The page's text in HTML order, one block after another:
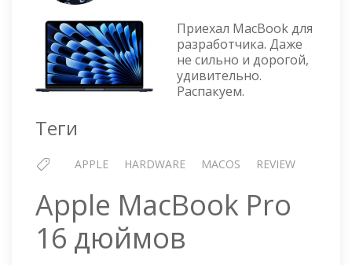
AIR
13-
INCH
A3113
Приехал MacBook для
разработчика. Даже
не сильно и дорогой,
удивительно.
Распакуем.
Теги
APPLE HARDWARE MACOS REVIEW
Apple MacBook Pro
16 дюймов